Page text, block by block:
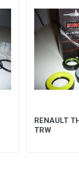
RENAULT
TRW